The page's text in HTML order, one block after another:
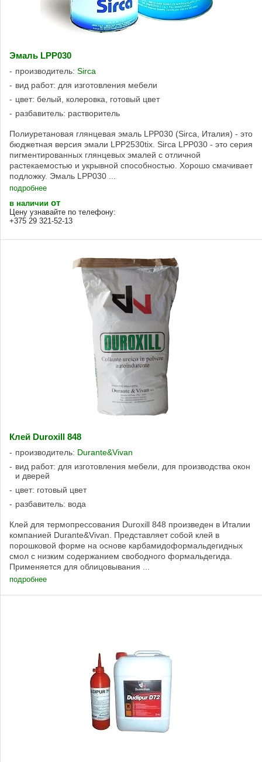
Эмаль LPP030
производитель: Sirca
вид работ: для изготовления мебели
цвет: белый, колеровка, готовый цвет
разбавитель: растворитель
Полиуретановая глянцевая эмаль LPP030 (Sirca, Италия) - это
бюджетная версия эмали LPP2530tix. Sirca LPP030 - это серия
пигментированных глянцевых эмалей с отличной
растекаемостью и укрывной способностью. Хорошо смачивает
подложку. Эмаль LPP030 ...
подробнее
в наличии от
Цену узнавайте по телефону:
+375 29 321-52-13
Клей Duroxill 848
производитель: Durante&Vivan
вид работ: для изготовления мебели, для производства окон
и дверей
цвет: готовый цвет
разбавитель: вода
Клей для термопрессования Duroxill 848 произведен в Италии
компанией Durante&Vivan. Представляет собой клей в
порошковой форме на основе карбамидоформальдегидных
смол с низким содержанием свободного формальдегида.
Применяется для облицовывания ...
подробнее